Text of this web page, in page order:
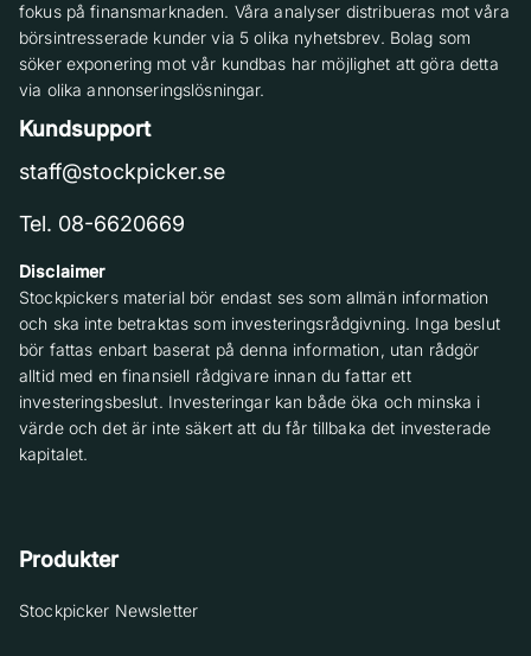
fokus på finansmarknaden. Våra analyser distribueras mot våra
börsintresserade kunder via 5 olika nyhetsbrev. Bolag som
söker exponering mot vår kundbas har möjlighet att göra detta
via olika annonseringslösningar.
Kundsupport
staff@stockpicker.se
Tel. 08-6620669
Disclaimer
Stockpickers material bör endast ses som allmän information
och ska inte betraktas som investeringsrådgivning. Inga beslut
bör fattas enbart baserat på denna information, utan rådgör
alltid med en finansiell rådgivare innan du fattar ett
investeringsbeslut. Investeringar kan både öka och minska i
värde och det är inte säkert att du får tillbaka det investerade
kapitalet.
Produkter
Stockpicker Newsletter